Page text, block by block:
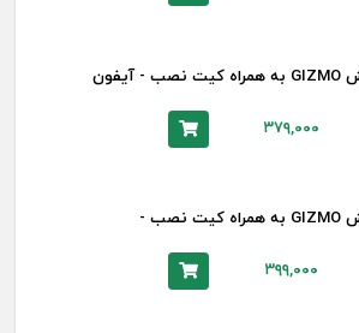
محافظ صفحه نمایش GIZMO به همراه کیت نصب - آیفون
۳۷۹,۰۰۰
محافظ صفحه نمایش GIZMO به همراه کیت نصب -
۳۹۹,۰۰۰